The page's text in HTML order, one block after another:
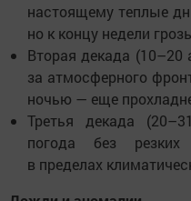
настоящему теплые
но к концу недели
Вторая декада (10–20
за атмосферного
ночью — еще
Третья декада
погода без резких
в пределах